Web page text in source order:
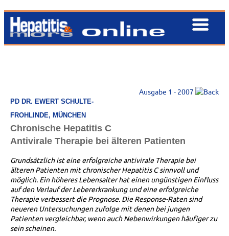
Ausgabe 1 - 2007
PD DR. EWERT SCHULTE-
FROHLINDE, MÜNCHEN
Chronische Hepatitis C
Antivirale Therapie bei älteren Patienten
Grundsätzlich ist eine erfolgreiche antivirale Therapie bei
älteren Patienten mit chronischer Hepatitis C sinnvoll und
möglich. Ein höheres Lebensalter hat einen ungünstigen Einfluss
auf den Verlauf der Lebererkrankung und eine erfolgreiche
Therapie verbessert die Prognose. Die Response-Raten sind
neueren Untersuchungen zufolge mit denen bei jungen
Patienten vergleichbar, wenn auch Nebenwirkungen häufiger zu
sein scheinen.